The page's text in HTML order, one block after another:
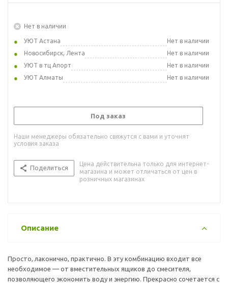
Нет в наличии
УЮТ Астана
Нет в наличии
Новосибирск, Лента
Нет в наличии
УЮТ в тц Апорт
Нет в наличии
УЮТ Алматы
Нет в наличии
Под заказ
Наши менеджеры обязательно свяжутся с вами и уточнят
условия заказа
Поделиться
Цена действительна только для интернет-
магазина и может отличаться от цен в
розничных магазинах
Описание
Просто, лаконично, практично. В эту комбинацию входит все
необходимое — от вместительных ящиков до смесителя,
позволяющего экономить воду и энергию. Прекрасно сочетается с